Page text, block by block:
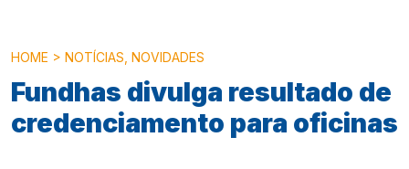
HOME > NOTÍCIAS NOVIDADES
Fundhas divulga resultado de
credenciamento para oficinas